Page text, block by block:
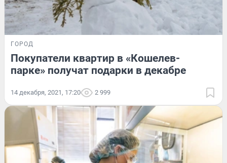
ГОРОД
Покупатели квартир в «Кошелев-
парке» получат подарки в декабре
14 декабря, 2021, 17:20 2 999